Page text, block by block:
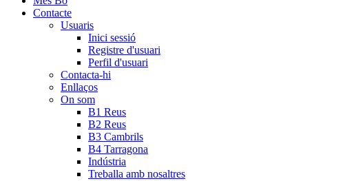
Contacte
Usuaris
Inici sessió
Registre d'usuari
Perfil d'usuari
Contacta-hi
Enllaços
On som
B1 Reus
B2 Reus
B3 Cambrils
B4 Tarragona
Indústria
Treballa amb nosaltres